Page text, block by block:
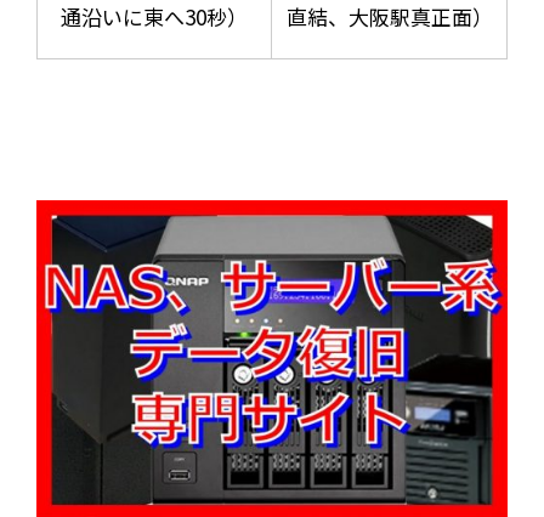
通沿いに東へ30秒）
直結、大阪駅真正面）